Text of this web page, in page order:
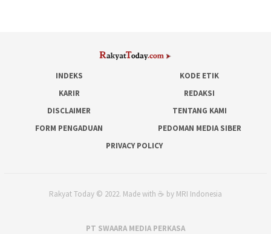
INDEKS
KODE ETIK
KARIR
REDAKSI
DISCLAIMER
TENTANG KAMI
FORM PENGADUAN
PEDOMAN MEDIA SIBER
PRIVACY POLICY
Rakyat Today © 2022. Made with ☕ by MRI Indonesia
PT SWAARA MEDIA PERKASA